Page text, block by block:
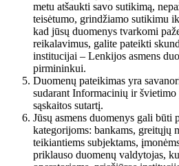
metu atšaukti savo sutikimą,
teisėtumo, grindžiamo sutikimu
kad jūsų duomenys tvarkomi
reikalavimus, galite pateikti
institucijai – Lenkijos asmens
pirmininkui.
Duomenų pateikimas yra
sudarant Informacinių ir
sąskaitos sutartį.
Jūsų asmens duomenys gali būti
kategorijoms: bankams, greitųjų
teikiantiems subjektams,
priklauso duomenų valdytojas,